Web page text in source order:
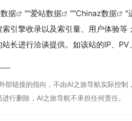
据 ""爱站数据 ""Chinaz数据
"
引擎收录以及索引量、用户体验等
长进行洽谈提供。如该站的IP、PV
部链接的指向，不由AI之旅导航实际控
行删除，AI之旅导航不承担任何责任。